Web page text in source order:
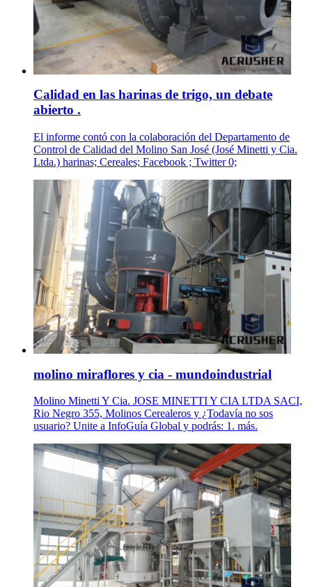
Calidad en las harinas de trigo, un debate
abierto .
El informe contó con la colaboración del Departamento de
Control de Calidad del Molino San José (José Minetti y Cia.
Ltda.) harinas; Cereales; Facebook ; Twitter 0;
molino miraflores y cia - mundoindustrial
Molino Minetti Y Cia. JOSE MINETTI Y CIA LTDA SACI,
Rio Negro 355, Molinos Cerealeros y ¿Todavía no sos
usuario? Unite a InfoGuía Global y podrás: 1. más.